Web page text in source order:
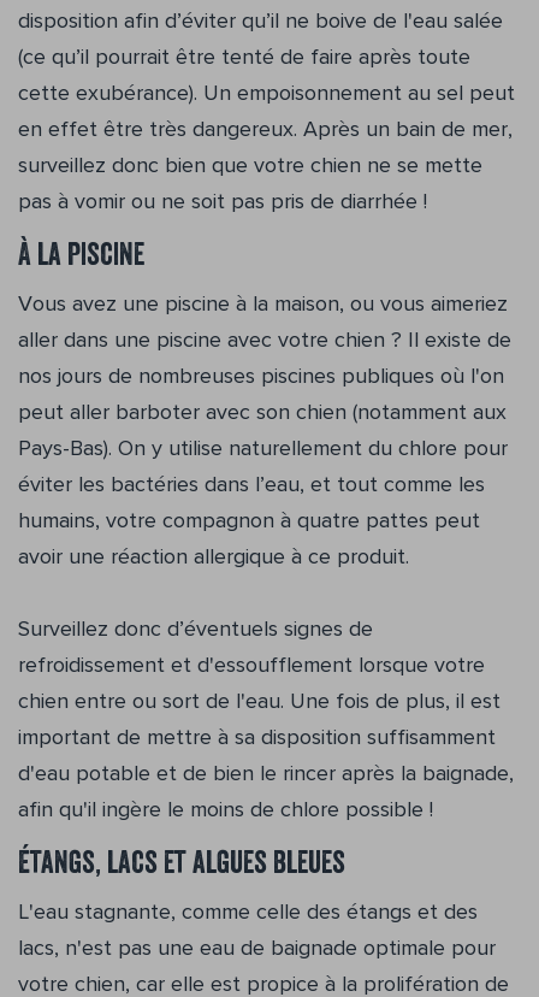
disposition afin d’éviter qu’il ne boive de l'eau salée
(ce qu’il pourrait être tenté de faire après toute
cette exubérance). Un empoisonnement au sel peut
en effet être très dangereux. Après un bain de mer,
surveillez donc bien que votre chien ne se mette
pas à vomir ou ne soit pas pris de diarrhée !
À la piscine
Vous avez une piscine à la maison, ou vous aimeriez
aller dans une piscine avec votre chien ? Il existe de
nos jours de nombreuses piscines publiques où l'on
peut aller barboter avec son chien (notamment aux
Pays-Bas). On y utilise naturellement du chlore pour
éviter les bactéries dans l’eau, et tout comme les
humains, votre compagnon à quatre pattes peut
avoir une réaction allergique à ce produit.
Surveillez donc d’éventuels signes de
refroidissement et d'essoufflement lorsque votre
chien entre ou sort de l'eau. Une fois de plus, il est
important de mettre à sa disposition suffisamment
d'eau potable et de bien le rincer après la baignade,
afin qu'il ingère le moins de chlore possible !
Étangs, lacs et algues bleues
L'eau stagnante, comme celle des étangs et des
lacs, n'est pas une eau de baignade optimale pour
votre chien, car elle est propice à la prolifération de